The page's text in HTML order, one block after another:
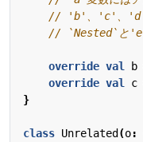
override val b
override val c
}
class Unrelated (o: